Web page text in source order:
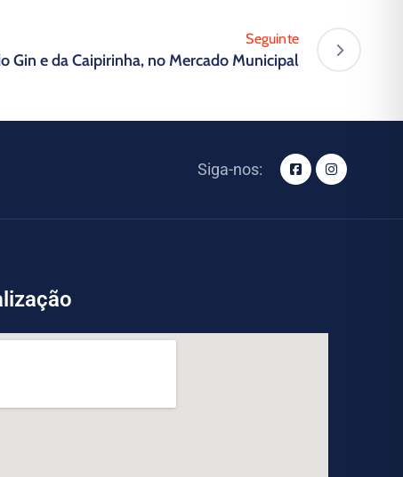
Seguinte
Gin e da Caipirinha, no Mercado Municipal
Siga-nos: